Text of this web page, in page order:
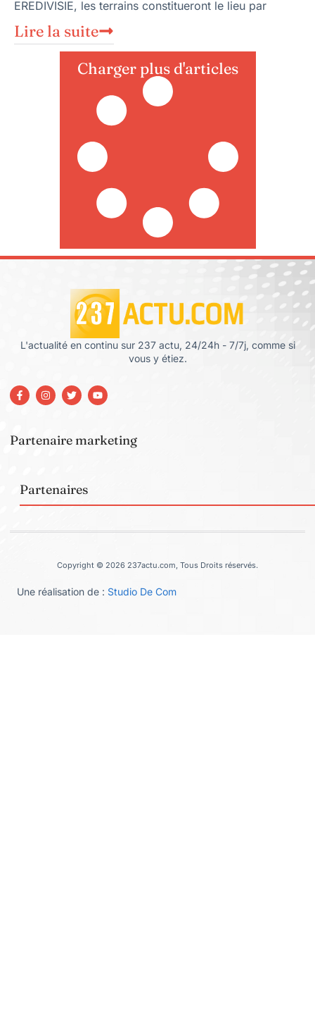
EREDIVISIE, les terrains constitueront le lieu par
Lire la suite
Charger plus d'articles
L'actualité en continu sur 237 actu, 24/24h - 7/7j, comme si
vous y étiez.
Partenaire marketing
Partenaires
Copyright © 2026 237actu.com, Tous Droits réservés.
Une réalisation de : Studio De Com